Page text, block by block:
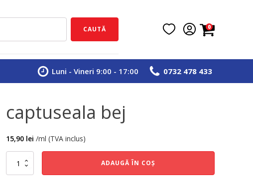
CAUTĂ 0
Luni - Vineri 9:00 - 17:00 0732 478 433
captuseala bej
15,90 lei /ml (TVA inclus)
Cantitate
captuseala
ADAUGĂ ÎN COȘ